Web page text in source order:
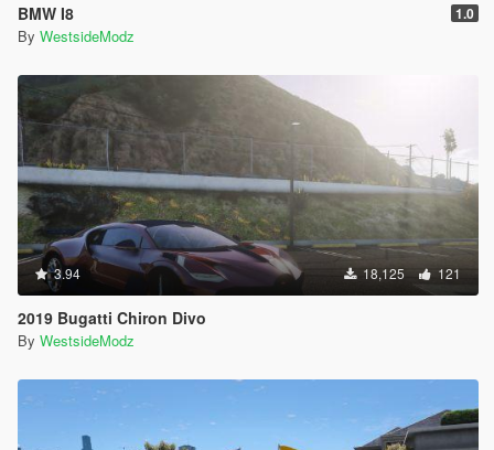
BMW I8 1.0
By WestsideModz
3.94 18,125 121
2019 Bugatti Chiron Divo
By WestsideModz